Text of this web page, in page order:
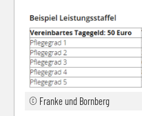
© Franke und Bornberg